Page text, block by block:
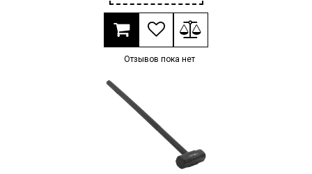
Отзывов пока нет